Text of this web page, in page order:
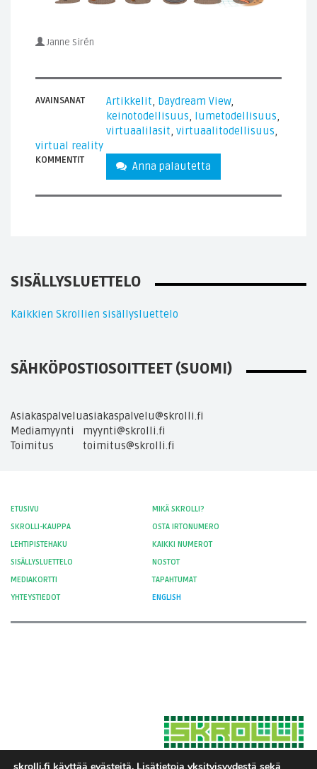
Janne Sirén
AVAINSANAT Artikkelit Daydream View,
keinotodellisuus lumetodellisuus
virtuaalilasit virtuaalitodellisuus
virtual reality
KOMMENTIT Anna palautetta
SISÄLLYSLUETTELO
Kaikkien Skrollien sisällysluettelo
SÄHKÖPOSTIOSOITTEET (SUOMI)
Asiakaspalveluasiakaspalvelu@skrolli.fi
Mediamyynti
myynti@skrolli.fi
Toimitus
toimitus@skrolli.fi
ETUSIVU
MIKÄ SKROLLI?
SKROLLI-KAUPPA
OSTA IRTONUMERO
LEHTIPISTEHAKU
KAIKKI NUMEROT
SISÄLLYSLUETTELO
NOSTOT
MEDIAKORTTI
TAPAHTUMAT
YHTEYSTIEDOT
ENGLISH